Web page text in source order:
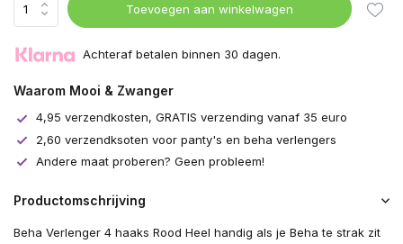
Toevoegen aan winkelwagen
Achteraf betalen binnen 30 dagen.
Waarom Mooi & Zwanger
4,95 verzendkosten, GRATIS verzending vanaf 35 euro
2,60 verzendksoten voor panty's en beha verlengers
Andere maat proberen? Geen probleem!
Productomschrijving
Beha Verlenger 4 haaks Rood Heel handig als je Beha te strak zit